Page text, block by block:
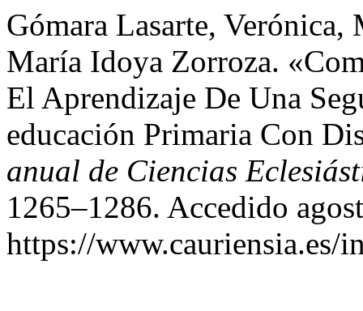
Gómara Lasarte,
María Idoya Zorroza.
El Aprendizaje De Una
educación Primaria Con
anual de Ciencias
1265–1286. Accedido
https://www.cauriensia.es/